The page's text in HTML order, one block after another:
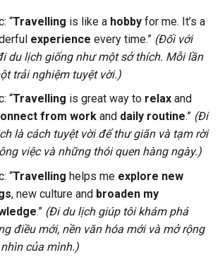
“Travelling is like a hobbyfor me. It’s a
experience every time.” (Đối với
du lịch giống như một sở thích. Mỗi lần
trải nghiệm tuyệt vời.)
“Travelling is great way to relaxand
from workand daily routine.” (Đi
là cách tuyệt vời để thư giãn và tạm rời
việc và những thói quen hàng ngày.)
“Travelling helps me explore new
, new culture and broaden my
.” (Đi du lịch giúp tôi khám phá
điều mới, nền văn hóa mới và mở rộng
của mình.)